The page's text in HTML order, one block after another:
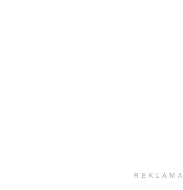
REKLAMA